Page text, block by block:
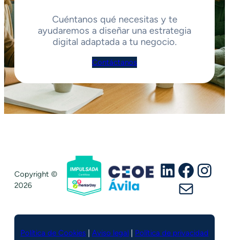
Cuéntanos qué necesitas y te
ayudaremos a diseñar una estrategia
digital adaptada a tu negocio.
Contáctanos
Copyright ©
2026
LinkedIn
Correo
Política de Cookies | Aviso legal | Política de privacidad